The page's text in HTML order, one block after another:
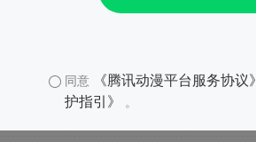
同意 《腾讯动漫平台服务协议》
护指引》
。